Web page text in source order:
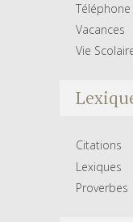
Téléphone
Vacances
Vie
Citations
Lexiques
Proverbes